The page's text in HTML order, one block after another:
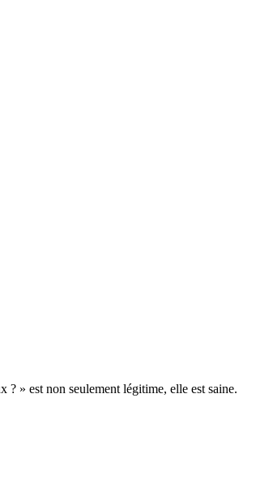
» est non seulement légitime, elle est saine.